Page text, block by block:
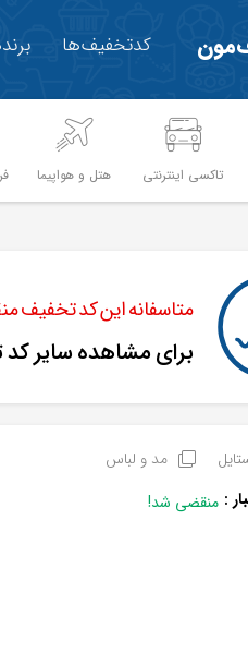
کدتخفیف‌ها
تاکسی اینترنتی هتل و هواپیما
متاسفانه این کد تخفیف
برای مشاهده سایر
مد و لباس
: منقضی شد!